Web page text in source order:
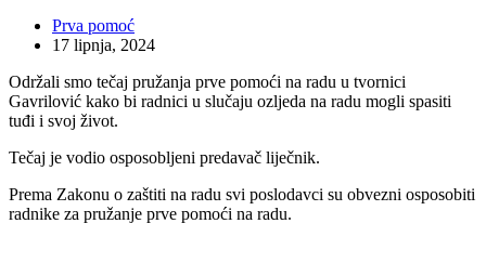
Prva pomoć
17 lipnja, 2024
Održali smo tečaj pružanja prve pomoći na radu u tvornici
Gavrilović kako bi radnici u slučaju ozljeda na radu mogli spasiti
tuđi i svoj život.
Tečaj je vodio osposobljeni predavač liječnik.
Prema Zakonu o zaštiti na radu svi poslodavci su obvezni osposobiti
radnike za pružanje prve pomoći na radu.